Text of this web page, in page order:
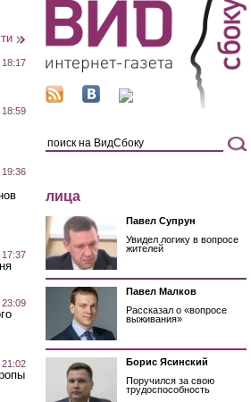
18:17
18:59
19:36
лица
Павел Супрун
Увидел логику в вопросе
жителей
Павел Малков
Рассказал о «вопросе
выживания»
Борис Ясинский
Поручился за свою
трудоспособность